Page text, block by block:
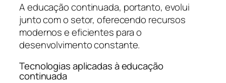
A educação continuada, portanto, evolui
junto com o setor, oferecendo recursos
modernos e eficientes para o
desenvolvimento constante.
Tecnologias aplicadas à educação
continuada